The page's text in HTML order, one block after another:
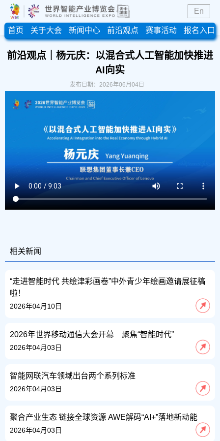
En
首页 关于大会 新闻中心 前沿观点 赛事活动 报名入口
前沿观点｜杨元庆：以混合式人工智能加快推进
AI向实
发布日期：2026年06月04日
相关新闻
“走进智能时代 共绘津彩画卷”中外青少年绘画邀请展征稿
啦！
2026年04月10日
2026年世界移动通信大会开幕 聚焦“智能时代”
2026年04月03日
智能网联汽车领域出台两个系列标准
2026年04月03日
聚合产业生态 链接全球资源 AWE解码“AI+”落地新动能
2026年04月03日